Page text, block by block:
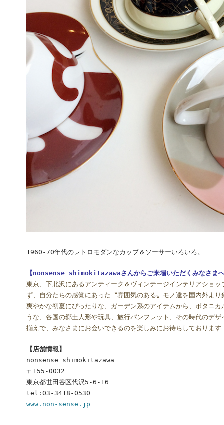
1960-70年代のレトロモダンなカップ＆ソーサーいろいろ。
【nonsense shimokitazawaさんからご来場いただくみなさま
東京、下北沢にあるアンティーク＆ヴィンテージインテリアショ
ず、自分たちの感覚にあった〝雰囲気のある〟モノ達を国内外より
爽やかな初夏にぴったりな、ガーデン系のアイテムから、ボタニ
うな、各国の郷土人形や玩具、旅行パンフレット、その時代のデ
揃えで、みなさまにお会いできるのを楽しみにお待ちしておりま
【店舗情報】
nonsense shimokitazawa
〒155-0032
東京都世田谷区代沢5-6-16
tel:03-3418-0530
www.non-sense.jp